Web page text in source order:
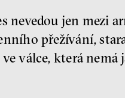
nevedou jen mezi
přežívání,
válce, která